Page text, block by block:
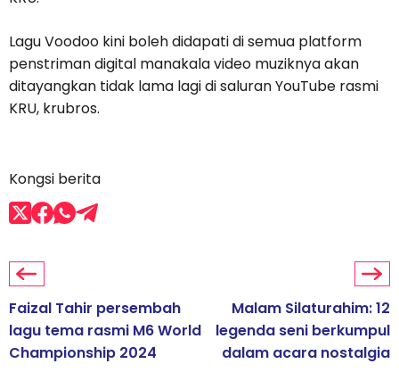
Lagu Voodoo kini boleh didapati di semua platform
penstriman digital manakala video muziknya akan
ditayangkan tidak lama lagi di saluran YouTube rasmi
KRU, krubros.
Kongsi berita
Faizal Tahir persembah
lagu tema rasmi M6 World
Championship 2024
Malam Silaturahim: 12
legenda seni berkumpul
dalam acara nostalgia